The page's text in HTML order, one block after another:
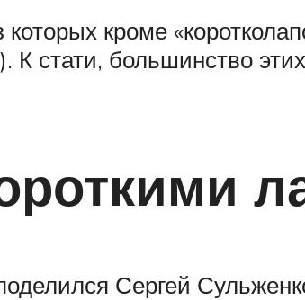
кроме
стати, большинство
Сергей